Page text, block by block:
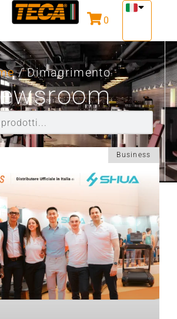
0
/ Dimagrimento
Business